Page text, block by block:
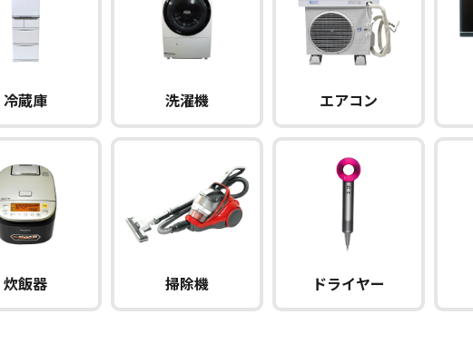
冷蔵庫 洗濯機 エアコン
炊飯器 掃除機 ドライヤー